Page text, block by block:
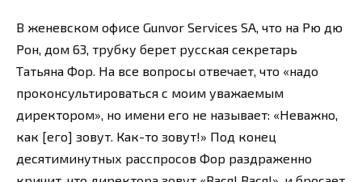
В женевском офисе Gunvor Services SA, что на Рю дю
Рон, дом 63, трубку берет русская секретарь
Татьяна Фор. На все вопросы отвечает, что «надо
проконсультироваться с моим уважаемым
директором», но имени его не называет: «Неважно,
как [его] зовут. Как-то зовут!» Под конец
десятиминутных расспросов Фор раздраженно